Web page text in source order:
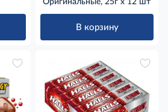
Оригинальные, 25г x 12 шт
В корзину